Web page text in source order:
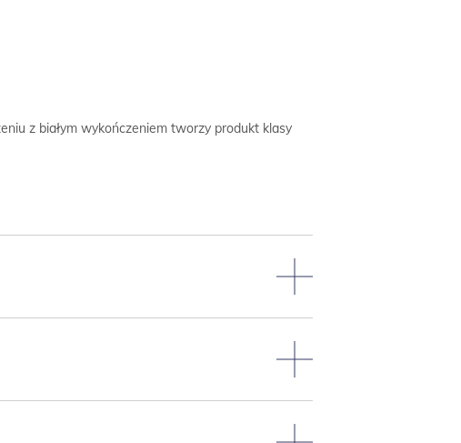
z białym wykończeniem tworzy produkt klasy